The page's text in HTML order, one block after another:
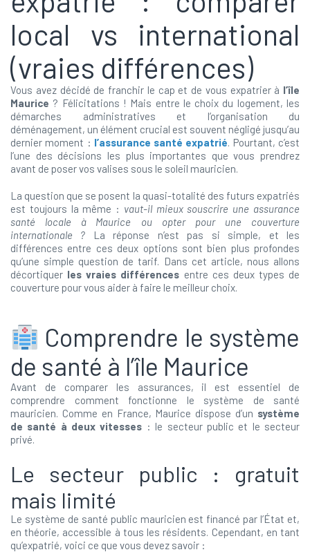
local vs international
(vraies différences)
Vous avez décidé de franchir le cap et de vous expatrier à l’île
Maurice ? Félicitations ! Mais entre le choix du logement, les
démarches administratives et l’organisation du
déménagement, un élément crucial est souvent négligé jusqu’au
dernier moment : l’assurance santé expatrié. Pourtant, c’est
l’une des décisions les plus importantes que vous prendrez
avant de poser vos valises sous le soleil mauricien.
La question que se posent la quasi-totalité des futurs expatriés
est toujours la même : vaut-il mieux souscrire une assurance
santé locale à Maurice ou opter pour une couverture
internationale ? La réponse n’est pas si simple, et les
différences entre ces deux options sont bien plus profondes
qu’une simple question de tarif. Dans cet article, nous allons
décortiquer les vraies différences entre ces deux types de
couverture pour vous aider à faire le meilleur choix.
Comprendre le système
de santé à l’île Maurice
Avant de comparer les assurances, il est essentiel de
comprendre comment fonctionne le système de santé
mauricien. Comme en France, Maurice dispose d’un système
de santé à deux vitesses : le secteur public et le secteur
privé.
Le secteur public : gratuit
mais limité
Le système de santé public mauricien est financé par l’État et,
en théorie, accessible à tous les résidents. Cependant, en tant
qu’expatrié, voici ce que vous devez savoir :